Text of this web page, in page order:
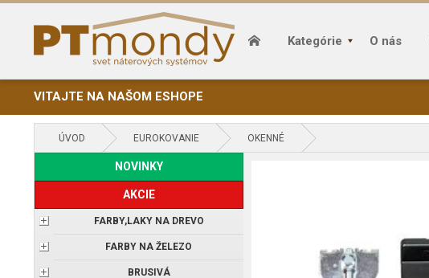
Kategórie O nás
VITAJTE NA NAŠOM ESHOPE
ÚVOD EUROKOVANIE OKENNÉ
NOVINKY
AKCIE
FARBY,LAKY NA DREVO
FARBY NA ŽELEZO
BRUSIVÁ